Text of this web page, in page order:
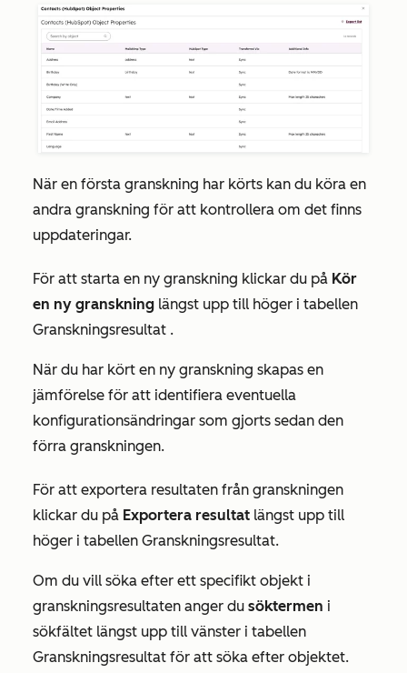
När en första granskning har körts kan du köra en
andra granskning för att kontrollera om det finns
uppdateringar.
För att starta en ny granskning klickar du på Kör
en ny granskning längst upp till höger i tabellen
Granskningsresultat .
När du har kört en ny granskning skapas en
jämförelse för att identifiera eventuella
konfigurationsändringar som gjorts sedan den
förra granskningen.
För att exportera resultaten från granskningen
klickar du på Exportera resultat längst upp till
höger i tabellen Granskningsresultat.
Om du vill söka efter ett specifikt objekt i
granskningsresultaten anger du söktermen i
sökfältet längst upp till vänster i tabellen
Granskningsresultat för att söka efter objektet.